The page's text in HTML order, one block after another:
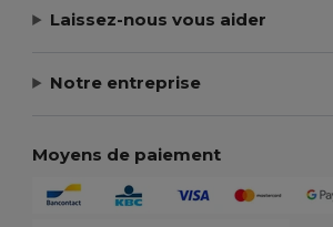
Laissez-nous vous aider
Notre entreprise
Moyens de paiement